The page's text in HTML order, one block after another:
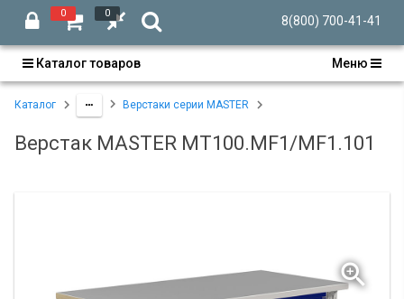
0 0
8(800) 700-41-41
Каталог товаров Меню
Каталог Верстаки серии MASTER
Верстак MASTER MT100.MF1/MF1.101